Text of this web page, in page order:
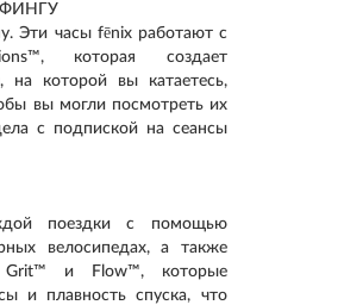
Эти часы fēnix работают с
которая создает
на которой вы катаетесь,
вы могли посмотреть их
с подпиской на сеансы
поездки с помощью
велосипедах, а также
Grit™ и Flow™, которые
и плавность спуска, что